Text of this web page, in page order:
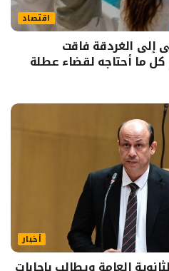
اقتصاد
إلى الغردقة فاقت
ما أحتاجه لقضاء عطلة
أخبار